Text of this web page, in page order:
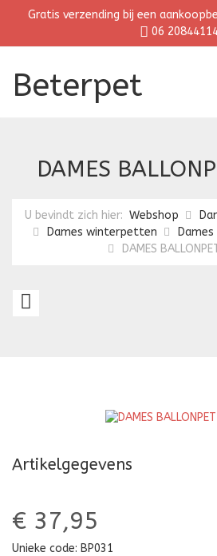
Gratis verzending bij een
06
Beterpet
DAMES
U bevindt zich hier: Webshop
Dames winterpetten
DAMES
Artikelgegevens
€ 37,95
Unieke code: BP031